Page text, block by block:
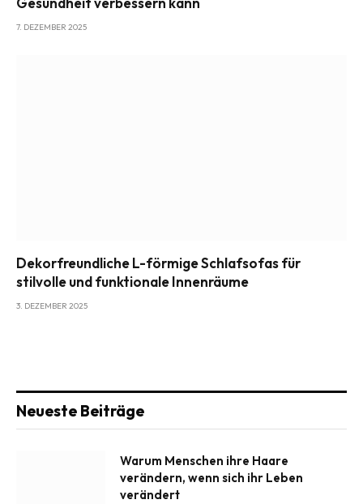
7. DEZEMBER 2025
Dekorfreundliche L-förmige Schlafsofas für
stilvolle und funktionale Innenräume
3. DEZEMBER 2025
Neueste Beiträge
Warum Menschen ihre Haare
verändern, wenn sich ihr Leben
verändert